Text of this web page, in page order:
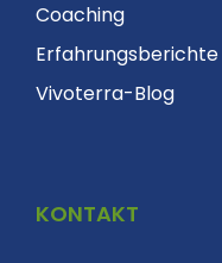
Coaching
Erfahrungsberichte
Vivoterra-Blog
KONTAKT